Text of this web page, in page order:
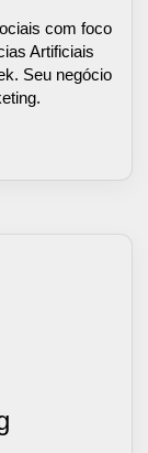
com foco
Artificiais
Seu negócio